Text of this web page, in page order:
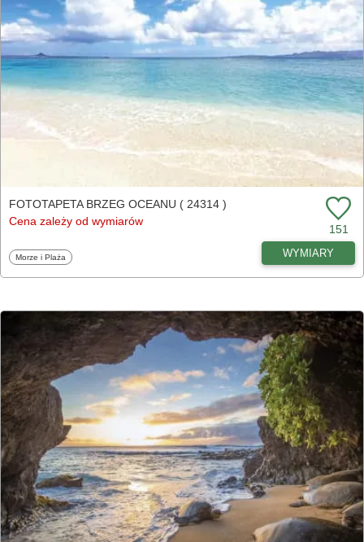
FOTOTAPETA BRZEG OCEANU ( 24314 )
Cena zależy od wymiarów
151
Fototapety
Morze i Plaża WYMIARY